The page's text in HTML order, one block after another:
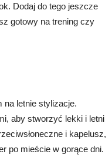
Dodaj do tego jeszcze
gotowy na trening czy
na letnie stylizacje.
aby stworzyć lekki i letni
i kapelusz,
po mieście w gorące dni.